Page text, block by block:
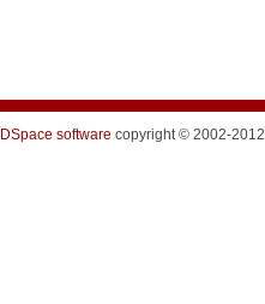
DSpace software copyright © 2002-2012